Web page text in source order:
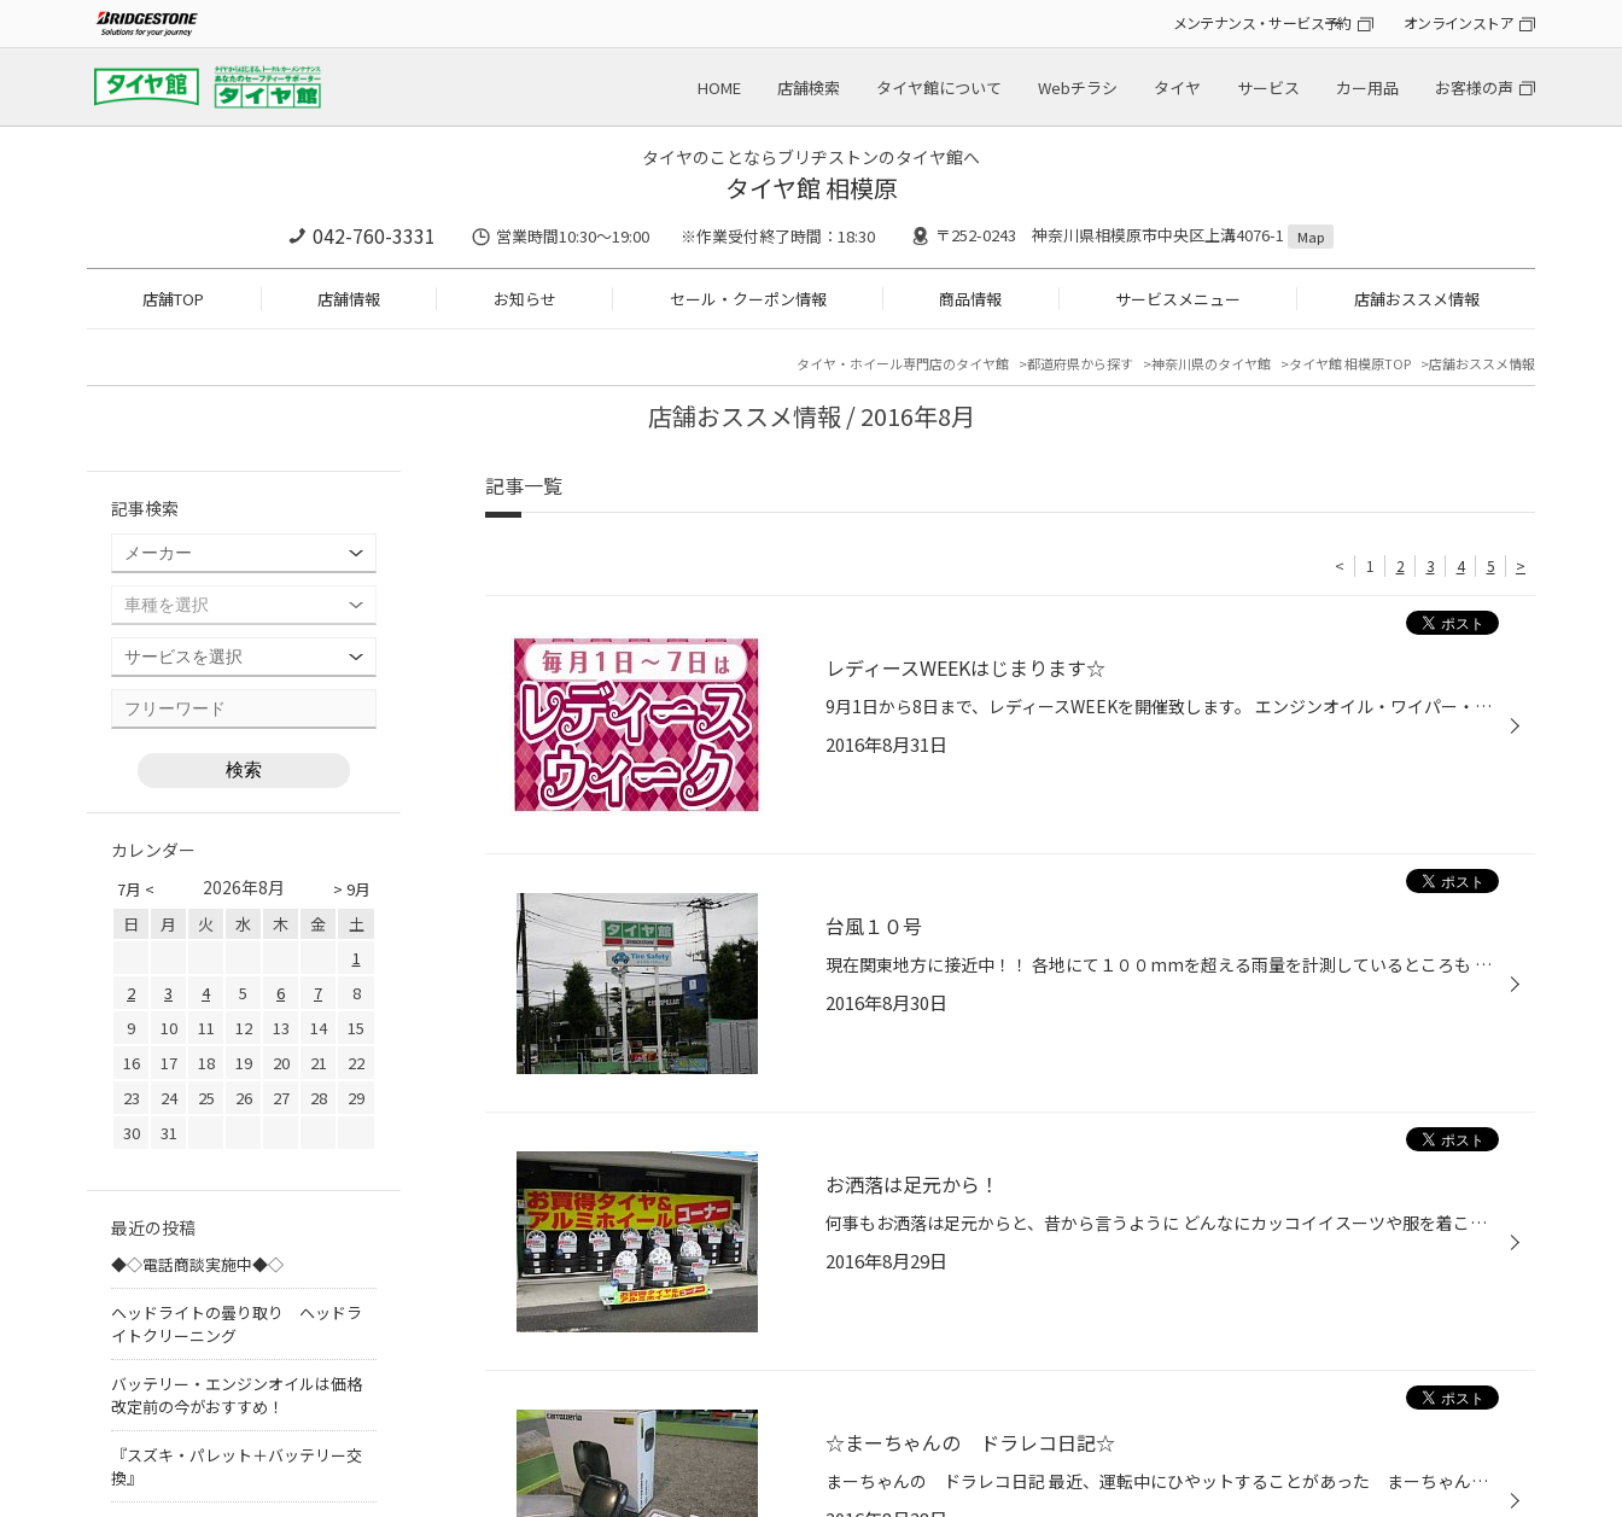
メンテナンス・サービス予約 オンラインストア
HOME 店舗検索 タイヤ館について Webチラシ タイヤ サービス カー用品 お客様の声
タイヤのことならブリヂストンのタイヤ館へ
タイヤ館 相模原
042-760-3331 営業時間10:30～19:00 ※作業受付終了時間：18:30 〒252-0243 神奈川県相模原市中央区上溝4076-1 Map
店舗TOP 店舗情報 お知らせ セール・クーポン情報 商品情報 サービスメニュー 店舗おススメ情報
タイヤ・ホイール専門店のタイヤ館 都道府県から探す 神奈川県のタイヤ館 タイヤ館 相模原TOP 店舗おススメ情報
店舗おススメ情報 / 2016年8月
記事一覧
< 1 2 3 4 5 >
レディースWEEKはじまります☆
9月1日から8日まで、レディースWEEKを開催致します。 エンジンオイル・ワイパー・エアコンフィルター・バッテリー・オートマオイル がお買得になります！！ ぜひともお立ち寄り下さい！
2016年8月31日
台風１０号
現在関東地方に接近中！！ 各地にて１００mmを超える雨量を計測しているところも あるみたいです。 皆さんの所は大丈夫ですか？ タイヤなど無料点検や只今誕生際第３弾も実施しておりますので お気軽に御来店してくださいませ。
2016年8月30日
お洒落は足元から！
何事もお洒落は足元からと、昔から言うように どんなにカッコイイスーツや服を着こなしていても 靴ｎ質やデザインがイマイチだと少々残念ですよね？ 車もお持ちのスチールホイールのカバーが外れてしまっていたり アルミホイールに大きな損傷又は傷がある場合見た目にも 性能的にも良くありませんよ...
2016年8月29日
☆まーちゃんの ドラレコ日記☆
まーちゃんの ドラレコ日記 最近、運転中にひやットすることがあった まーちゃんは、ドライブレコーダーを 取り付けることにしました。 取り付けは 簡単だよ～ とスタッフさんに言われたので、 自分で取り付けることにしたようです・・・ （大丈夫か！？） でも、一人では不安なので、池谷講師...
記事検索
カレンダー
7月 < > 9月
2026年8月
日 月 火 水 木 金
土
1
2
3 4 5 6 7
8
9
10 11 12 13 14
15
16
17 18 19 20 21
22
23
24 25 26 27 28
29
30
31
最近の投稿
◆◇電話商談実施中◆◇
ヘッドライトの曇り取り ヘッドラ
イトクリーニング
バッテリー・エンジンオイルは価格
改定前の今がおすすめ！
『スズキ・パレット＋バッテリー交
換』